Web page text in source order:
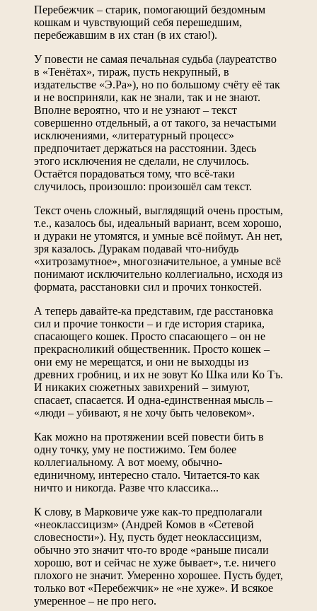
Перебежчик – старик, помогающий бездомным
кошкам и чувствующий себя перешедшим,
перебежавшим в их стан (в их стаю!).
У повести не самая печальная судьба (лауреатство
в «Тенётах», тираж, пусть некрупный, в
издательстве «Э.Ра»), но по большому счёту её так
и не восприняли, как не знали, так и не знают.
Вполне вероятно, что и не узнают – текст
совершенно отдельный, а от такого, за нечастыми
исключениями, «литературный процесс»
предпочитает держаться на расстоянии. Здесь
этого исключения не сделали, не случилось.
Остаётся порадоваться тому, что всё-таки
случилось, произошло: произошёл сам текст.
Текст очень сложный, выглядящий очень простым,
т.е., казалось бы, идеальный вариант, всем хорошо,
и дураки не утомятся, и умные всё поймут. Ан нет,
зря казалось. Дуракам подавай что-нибудь
«хитрозамутное», многозначительное, а умные всё
понимают исключительно коллегиально, исходя из
формата, расстановки сил и прочих тонкостей.
А теперь давайте-ка представим, где расстановка
сил и прочие тонкости – и где история старика,
спасающего кошек. Просто спасающего – он не
прекрасноликий общественник. Просто кошек –
они ему не мерещатся, и они не выходцы из
древних гробниц, и их не зовут Ко Шка или Ко Тъ.
И никаких сюжетных завихрений – зимуют,
спасает, спасается. И одна-единственная мысль –
«люди – убивают, я не хочу быть человеком».
Как можно на протяжении всей повести бить в
одну точку, уму не постижимо. Тем более
коллегиальному. А вот моему, обычно-
единичному, интересно стало. Читается-то как
ничто и никогда. Разве что классика...
К слову, в Марковиче уже как-то предполагали
«неоклассицизм» (Андрей Комов в «Сетевой
словесности»). Ну, пусть будет неоклассицизм,
обычно это значит что-то вроде «раньше писали
хорошо, вот и сейчас не хуже бывает», т.е. ничего
плохого не значит. Умеренно хорошее. Пусть будет,
только вот «Перебежчик» не «не хуже». И всякое
умеренное – не про него.